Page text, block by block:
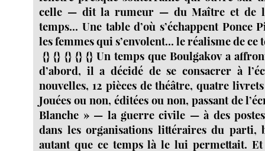
celle — dit la rumeur — du Maître et de
temps... Une table d’où s’échappent Ponce
les femmes qui s’envolent... le réalisme de ce
{} {} {} {} {} Un temps que Boulgakov a
d’abord, il a décidé de se consacrer à
nouvelles, 12 pièces de théâtre, quatre
Jouées ou non, éditées ou non, passant de
Blanche » — la guerre civile — à des
dans les organisations littéraires du parti,
autant que ce temps là le lui permettait. Et